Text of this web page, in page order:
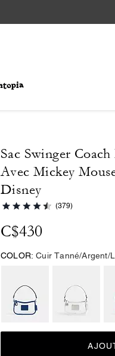
Sac Swinger
Avec Mickey
Disney
(379)
C$430
COLOR: Cuir Tanné/Argent/